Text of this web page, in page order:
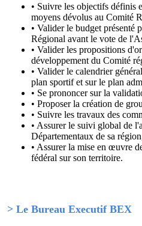
• Suivre les objectifs définis
moyens dévolus au Comité
• Valider le budget présenté
Régional avant le vote de
• Valider les propositions
développement du Comité
• Valider le calendrier
plan sportif et sur le plan
• Se prononcer sur la
• Proposer la création de
• Suivre les travaux des
• Assurer le suivi global de
Départementaux de sa
• Assurer la mise en œuvre
fédéral sur son territoire.
> Le Bureau Executif BEX